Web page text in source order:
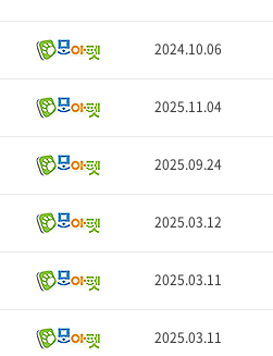
2024.10.06
2025.11.04
2025.09.24
2025.03.12
2025.03.11
2025.03.11